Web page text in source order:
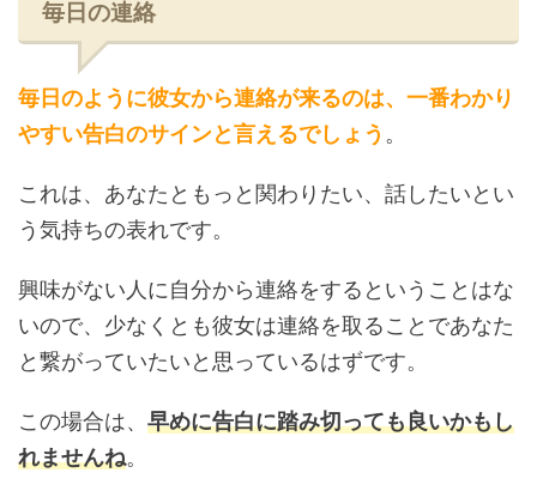
毎日の連絡
毎日のように彼女から連絡が来るのは、一番わかり
やすい告白のサインと言えるでしょう 。
これは、あなたともっと関わりたい、話したいとい
う気持ちの表れです。
興味がない人に自分から連絡をするということはな
いので、少なくとも彼女は連絡を取ることであなた
と繋がっていたいと思っているはずです。
この場合は、 早めに告白に踏み切っても良いかもし
れませんね。